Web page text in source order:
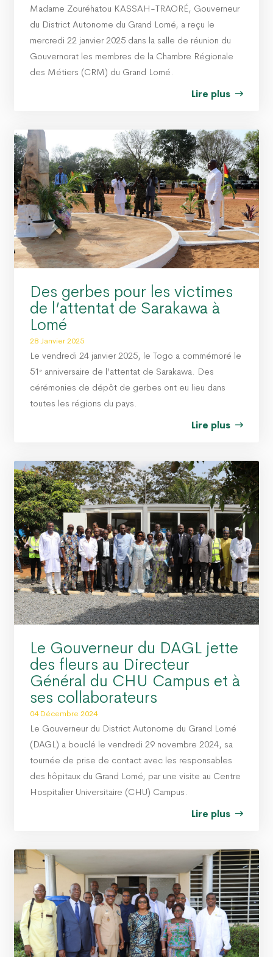
Madame Zouréhatou KASSAH-TRAORÉ, Gouverneur
du District Autonome du Grand Lomé, a reçu le
mercredi 22 janvier 2025 dans la salle de réunion du
Gouvernorat les membres de la Chambre Régionale
des Métiers (CRM) du Grand Lomé.
Lire plus
Des gerbes pour les victimes
de l’attentat de Sarakawa à
Lomé
28 Janvier 2025
Le vendredi 24 janvier 2025, le Togo a commémoré le
51ᵉ anniversaire de l’attentat de Sarakawa. Des
cérémonies de dépôt de gerbes ont eu lieu dans
toutes les régions du pays.
Lire plus
Le Gouverneur du DAGL jette
des fleurs au Directeur
Général du CHU Campus et à
ses collaborateurs
04 Décembre 2024
Le Gouverneur du District Autonome du Grand Lomé
(DAGL) a bouclé le vendredi 29 novembre 2024, sa
tournée de prise de contact avec les responsables
des hôpitaux du Grand Lomé, par une visite au Centre
Hospitalier Universitaire (CHU) Campus.
Lire plus